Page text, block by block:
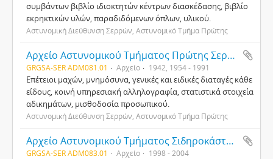
συμβάντων βιβλίο ιδιοκτητών κέντρων διασκέδασης, βιβλίο
εκρηκτικών υλών, παραδιδόμενων όπλων, υλικού.
Αστυνομική Διεύθυνση Σερρών, Αστυνομικό Τμήμα Πρώτης
Αρχείο Αστυνομικού Τμήματος Πρώτης Σερρών
GRGSA-SER ADM081.01 Αρχείο 1942, 1954 - 1991
Επέτειοι μαχών, μνημόσυνα, γενικές και ειδικές διαταγές κάθε
είδους, κοινή υπηρεσιακή αλληλογραφία, στατιστικά στοιχεία
αδικημάτων, μισθοδοσία προσωπικού.
Αστυνομική Διεύθυνση Σερρών, Αστυνομικό Τμήμα Πρώτης
Αρχείο Αστυνομικού Τμήματος Σιδηροκάστρου Σερρών
GRGSA-SER ADM083.01 Αρχείο 1998 - 2004